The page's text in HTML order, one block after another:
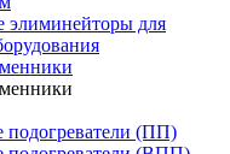
элиминейторы для
подогреватели (ПП)